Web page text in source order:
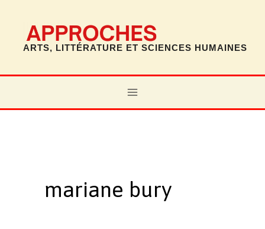
contenu
ARTS, LITTÉRATURE ET SCIENCES HUMAINES
MAIN
mariane bury